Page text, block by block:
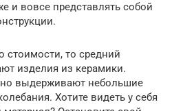
и вовсе представлять собой
стоимости, то средний
изделия из керамики.
выдерживают небольшие
Хотите видеть у себя